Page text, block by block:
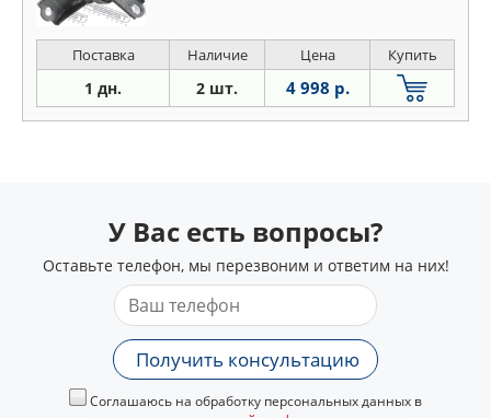
Поставка Наличие Цена Купить
1 дн. 2 шт. 4 998 р.
У Вас есть вопросы?
Оставьте телефон, мы перезвоним и ответим на них!
Получить консультацию
Соглашаюсь на обработку персональных данных в